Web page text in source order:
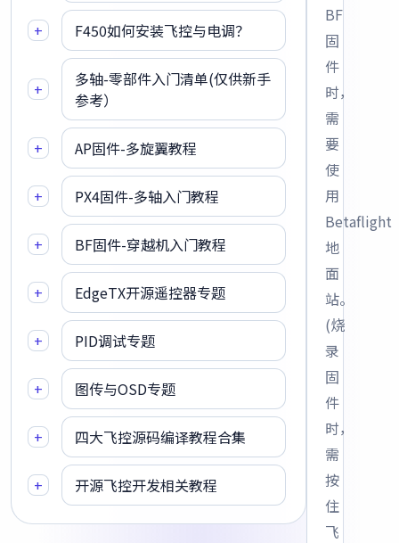
+ F450如何安装飞控与电调？
+
多轴-零部件入门清单(仅供新手
参考）
+ AP固件-多旋翼教程
+ PX4固件-多轴入门教程
+ BF固件-穿越机入门教程
+ EdgeTX开源遥控器专题
+ PID调试专题
+ 图传与OSD专题
+ 四大飞控源码编译教程合集
+ 开源飞控开发相关教程
BF
固
件
时，
需
要
使
用
Betaflight
地
面
站。
(烧
录
固
件
时，
需
按
住
飞